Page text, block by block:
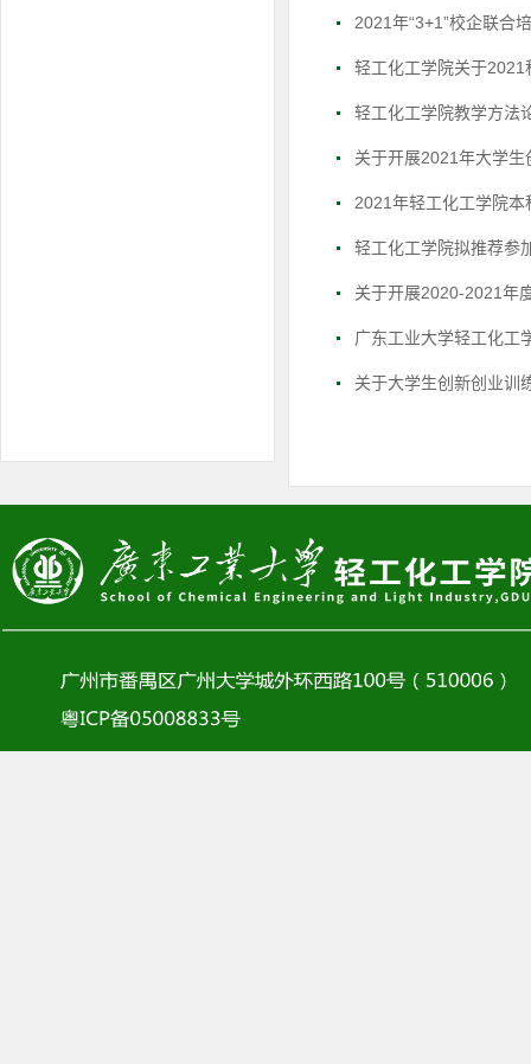
2021年“3+1”校企联合
轻工化工学院关于
轻工化工学院教学方法
关于开展2021年大学
2021年轻工化工学院
轻工化工学院拟推荐参
关于开展2020-2021年
广东工业大学轻工化工
关于大学生创新创业训